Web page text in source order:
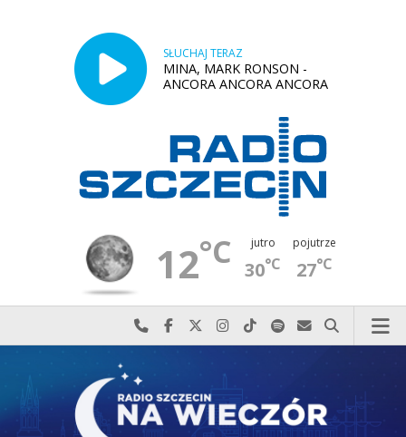
SŁUCHAJ TERAZ
MINA, MARK RONSON -
ANCORA ANCORA ANCORA
12°C jutro
30°C
pojutrze
27°C
Najlepiej po prostu do nas zadzwoń
Odwiedź nas na Facebook-u
Odwiedź nas na X
Odwiedź nas na Instagram-ie
Odwiedź nas na TikTok-u
Szukaj nas na Spotify
Wyślij do nas
Szukaj